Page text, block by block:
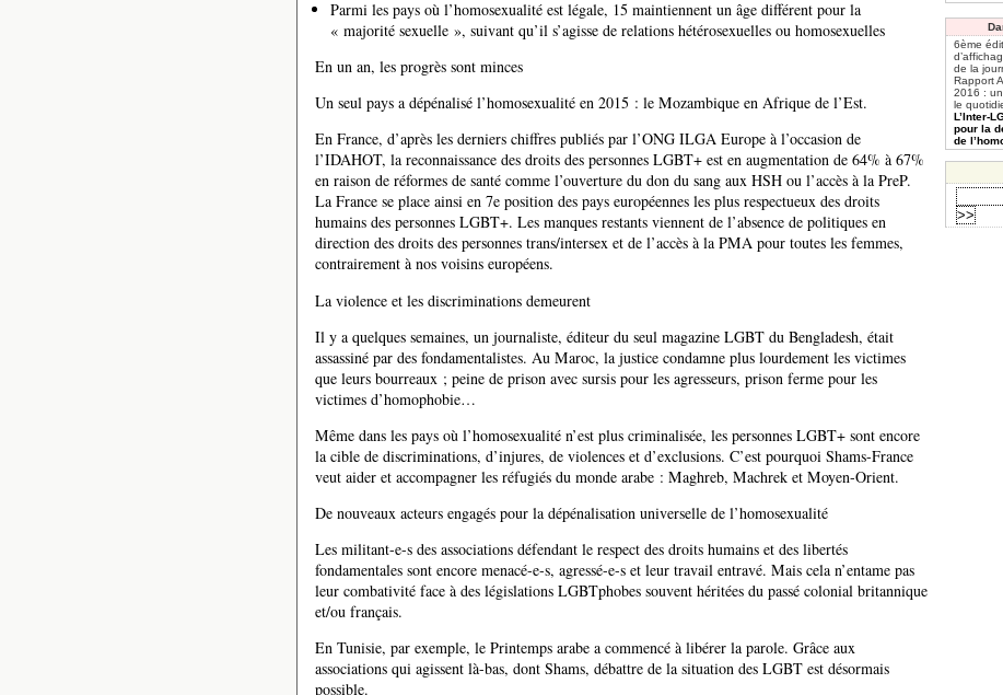
Parmi les pays où l’homosexualité est légale, 15 maintiennent un âge différent pour la
« majorité sexuelle », suivant qu’il s’agisse de relations hétérosexuelles ou homosexuelles
En un an, les progrès sont minces
Un seul pays a dépénalisé l’homosexualité en 2015 : le Mozambique en Afrique de l’Est.
En France, d’après les derniers chiffres publiés par l’ONG ILGA Europe à l’occasion de
l’IDAHOT, la reconnaissance des droits des personnes LGBT+ est en augmentation de 64% à 67%
en raison de réformes de santé comme l’ouverture du don du sang aux HSH ou l’accès à la PreP.
La France se place ainsi en 7e position des pays européennes les plus respectueux des droits
humains des personnes LGBT+. Les manques restants viennent de l’absence de politiques en
direction des droits des personnes trans/intersex et de l’accès à la PMA pour toutes les femmes,
contrairement à nos voisins européens.
La violence et les discriminations demeurent
Il y a quelques semaines, un journaliste, éditeur du seul magazine LGBT du Bengladesh, était
assassiné par des fondamentalistes. Au Maroc, la justice condamne plus lourdement les victimes
que leurs bourreaux ; peine de prison avec sursis pour les agresseurs, prison ferme pour les
victimes d’homophobie…
Même dans les pays où l’homosexualité n’est plus criminalisée, les personnes LGBT+ sont encore
la cible de discriminations, d’injures, de violences et d’exclusions. C’est pourquoi Shams-France
veut aider et accompagner les réfugiés du monde arabe : Maghreb, Machrek et Moyen-Orient.
De nouveaux acteurs engagés pour la dépénalisation universelle de l’homosexualité
Les militant-e-s des associations défendant le respect des droits humains et des libertés
fondamentales sont encore menacé-e-s, agressé-e-s et leur travail entravé. Mais cela n’entame pas
leur combativité face à des législations LGBTphobes souvent héritées du passé colonial britannique
et/ou français.
En Tunisie, par exemple, le Printemps arabe a commencé à libérer la parole. Grâce aux
associations qui agissent là-bas, dont Shams, débattre de la situation des LGBT est désormais
possible.
6ème
de la
Rapport
2016 :
le
L’Inter-
pour la
de